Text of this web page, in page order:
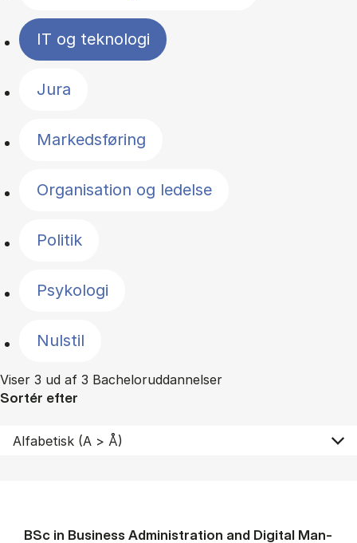
IT og teknologi
Jura
Markedsføring
Organisation og ledelse
Politik
Psykologi
Nulstil
Viser 3 ud af 3 Bacheloruddannelser
Sortér efter
BSc in Busi­ness Ad­min­is­tra­tion and Di­git­al Man­